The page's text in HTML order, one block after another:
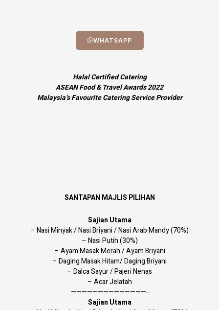
WHATSAPP
Halal Certified Catering
ASEAN Food & Travel Awards 2022
Malaysia’s Favourite Catering Service Provider
SANTAPAN MAJLIS PILIHAN
Sajian Utama
– Nasi Minyak / Nasi Briyani / Nasi Arab Mandy (70%)
– Nasi Putih (30%)
– Ayam Masak Merah / Ayam Briyani
– Daging Masak Hitam/ Daging Briyani
– Dalca Sayur / Pajeri Nenas
– Acar Jelatah
——————————————-
Sajian Utama